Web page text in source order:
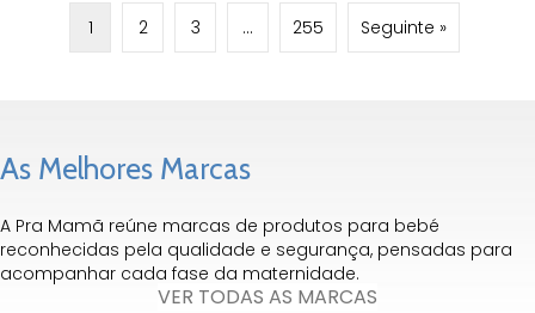
1 2 3 … 255 Seguinte »
As Melhores Marcas
A Pra Mamã reúne marcas de produtos para bebé
reconhecidas pela qualidade e segurança, pensadas para
acompanhar cada fase da maternidade.
VER TODAS AS MARCAS